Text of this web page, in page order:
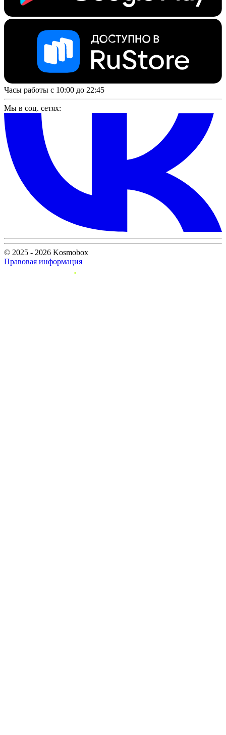
Часы работы с 10:00 до 22:45
Мы в соц. сетях:
© 2025 - 2026 Kosmobox
Правовая информация